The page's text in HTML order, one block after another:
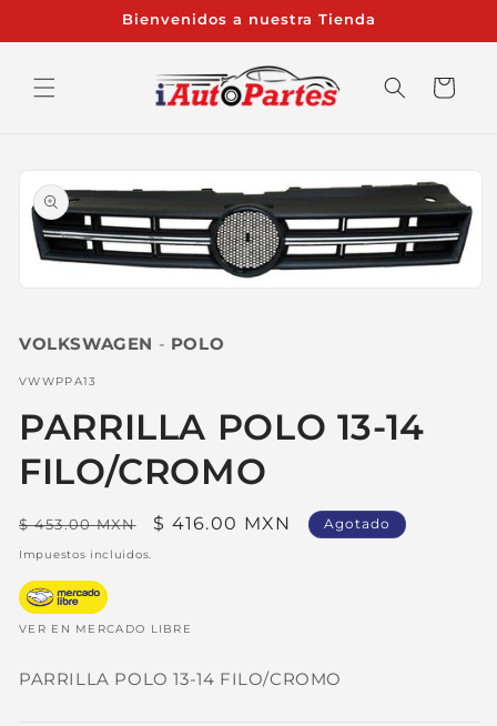
directamente
al contenido
Bienvenidos a nuestra Tienda
Carrito
a la
información
del producto
1
una
modal
VOLKSWAGEN - POLO
SKU:
VWWPPA13
PARRILLA POLO 13-14
FILO/CROMO
Precio
habitual
$ 453.00 MXN
Precio
$ 416.00 MXN Agotado
Impuestos incluidos.
VER EN MERCADO LIBRE
PARRILLA POLO 13-14 FILO/CROMO